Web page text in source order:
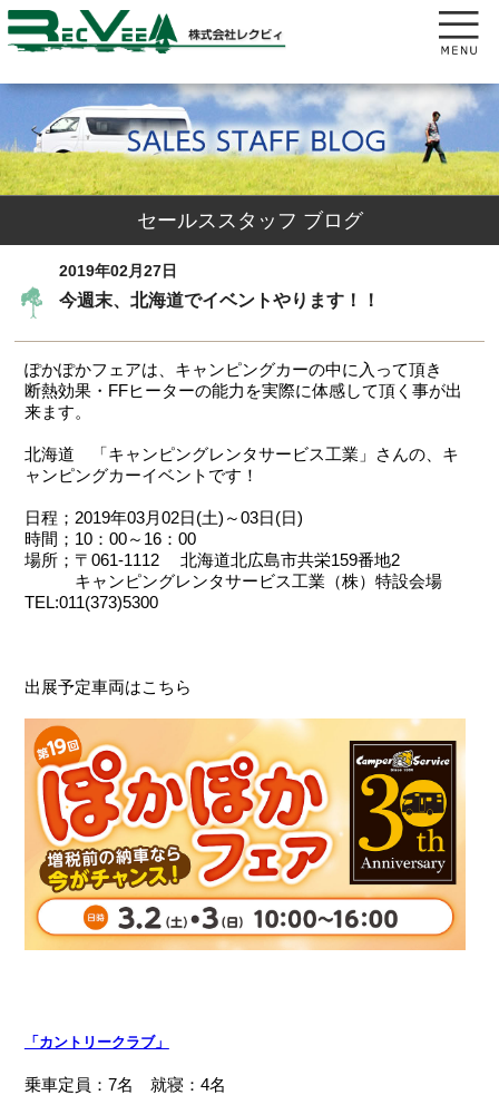
セールススタッフ ブログ
2019年02月27日
今週末、北海道でイベントやります！！
ぽかぽかフェアは、キャンピングカーの中に入って頂き
断熱効果・FFヒーターの能力を実際に体感して頂く事が出
来ます。
北海道 「キャンピングレンタサービス工業」さんの、キ
ャンピングカーイベントです！
日程；2019年03月02日(土)～03日(日)
時間；10：00～16：00
場所；〒061-1112 北海道北広島市共栄159番地2
キャンピングレンタサービス工業（株）特設会場
TEL:011(373)5300
出展予定車両はこちら
「カントリークラブ」
乗車定員：7名 就寝：4名